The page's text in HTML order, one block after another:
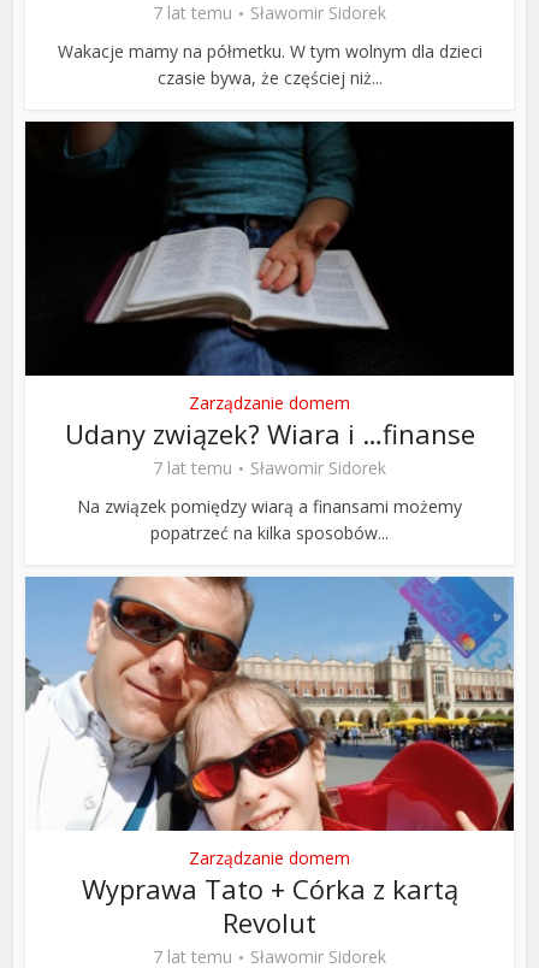
7 lat temu
Sławomir Sidorek
Wakacje mamy na półmetku. W tym wolnym dla dzieci
czasie bywa, że częściej niż...
Zarządzanie domem
Udany związek? Wiara i …finanse
7 lat temu
Sławomir Sidorek
Na związek pomiędzy wiarą a finansami możemy
popatrzeć na kilka sposobów...
Zarządzanie domem
Wyprawa Tato + Córka z kartą
Revolut
7 lat temu Sławomir Sidorek